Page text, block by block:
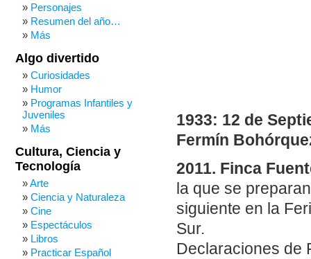
1933: 12 de
Fermín
2011. Finca
la que se
siguiente en la
Sur.
Declaraciones de
Personajes
Resumen del año…
Más
Algo divertido
Curiosidades
Humor
Programas Infantiles y
Juveniles
Más
Cultura, Ciencia y
Tecnología
Arte
Ciencia y Naturaleza
Cine
Espectáculos
Libros
Practicar Español